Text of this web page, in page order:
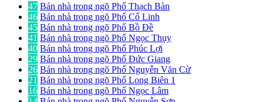
47 Bán nhà trong ngõ Phố Thạch Bàn
46 Bán nhà trong ngõ Phố Cổ Linh
45 Bán nhà trong ngõ Phố Bồ Đề
41 Bán nhà trong ngõ Phố Ngọc Thụy
40 Bán nhà trong ngõ Phố Phúc Lợi
29 Bán nhà trong ngõ Phố Đức Giang
26 Bán nhà trong ngõ Phố Nguyễn Văn Cừ
21 Bán nhà trong ngõ Phố Long Biên 1
16 Bán nhà trong ngõ Phố Ngọc Lâm